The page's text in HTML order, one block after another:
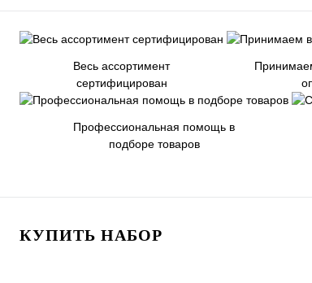
Весь ассортимент
сертифицирован
Профессиональная помощь в
подборе товаров
КУПИТЬ НАБОР